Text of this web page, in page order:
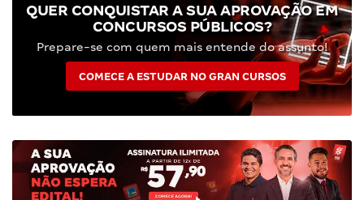
QUER CONQUISTAR A SUA APROVAÇÃO EM
CONCURSOS PÚBLICOS?
Prepare-se com quem mais entende do assunto!
COMECE A ESTUDAR NO GRAN CURSOS